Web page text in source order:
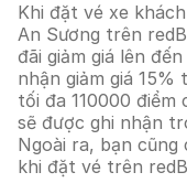
Khi đặt vé xe
An Sương trên
đãi giảm giá lên
nhận giảm giá
tối đa 110000 điểm
sẽ được ghi nhận
Ngoài ra, bạn
khi đặt vé trên